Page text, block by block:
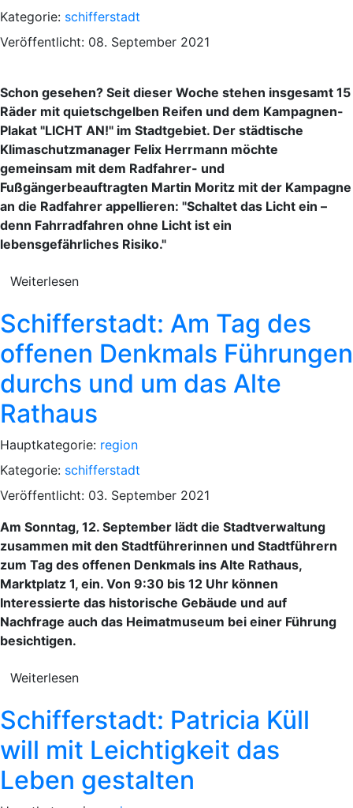
Kategorie: schifferstadt
Veröffentlicht: 08. September 2021
Schon gesehen? Seit dieser Woche stehen insgesamt 15
Räder mit quietschgelben Reifen und dem Kampagnen-
Plakat "LICHT AN!" im Stadtgebiet. Der städtische
Klimaschutzmanager Felix Herrmann möchte
gemeinsam mit dem Radfahrer- und
Fußgängerbeauftragten Martin Moritz mit der Kampagne
an die Radfahrer appellieren: "Schaltet das Licht ein –
denn Fahrradfahren ohne Licht ist ein
lebensgefährliches Risiko."
Weiterlesen
Schifferstadt: Am Tag des
offenen Denkmals Führungen
durchs und um das Alte
Rathaus
Hauptkategorie: region
Kategorie: schifferstadt
Veröffentlicht: 03. September 2021
Am Sonntag, 12. September lädt die Stadtverwaltung
zusammen mit den Stadtführerinnen und Stadtführern
zum Tag des offenen Denkmals ins Alte Rathaus,
Marktplatz 1, ein. Von 9:30 bis 12 Uhr können
Interessierte das historische Gebäude und auf
Nachfrage auch das Heimatmuseum bei einer Führung
besichtigen.
Weiterlesen
Schifferstadt: Patricia Küll
will mit Leichtigkeit das
Leben gestalten